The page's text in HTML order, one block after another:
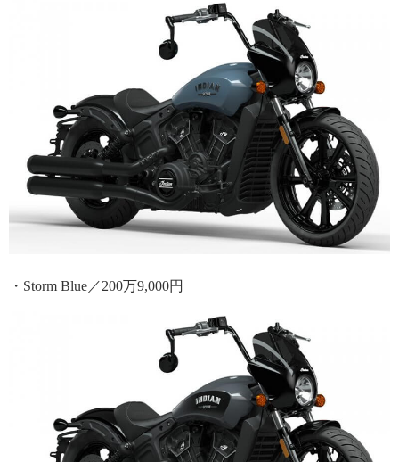
・Storm Blue／200万9,000円